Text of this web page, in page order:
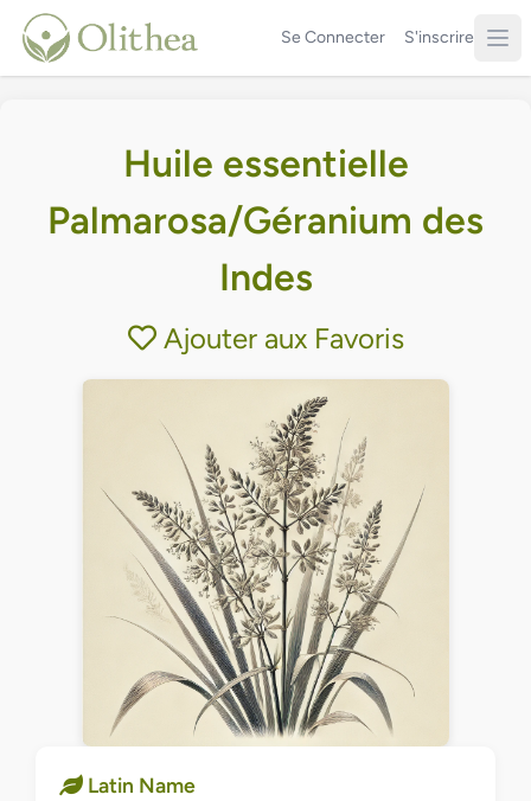
Se Connecter S'inscrire
Huile essentielle
Palmarosa/Géranium des
Indes
Ajouter aux Favoris
Latin Name